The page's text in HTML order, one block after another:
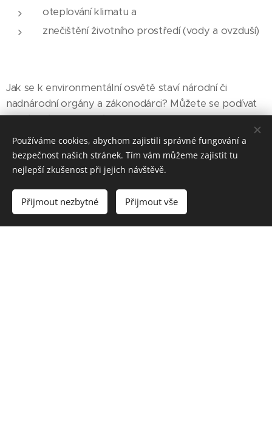
oteplování klimatu a
znečištění životního prostředí (vody a ovzduší)
Jak se k environmentální osvětě staví národní či
nadnárodní orgány a zákonodárci? Můžete se podívat
na klíčové strategické dokumenty....
Používáme cookies, abychom zajistili správné fungování a
bezpečnost našich stránek. Tím vám můžeme zajistit tu
nejlepší zkušenost při jejich návštěvě.
Přijmout nezbytné Přijmout vše